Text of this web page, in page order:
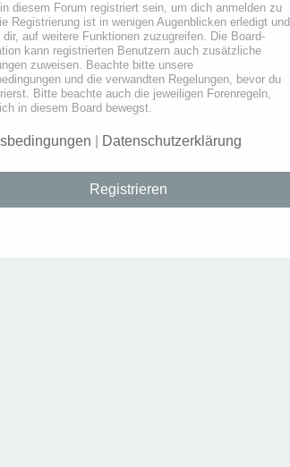
diesem Forum registriert sein, um dich anmelden zu
Registrierung ist in wenigen Augenblicken erledigt und
auf weitere Funktionen zuzugreifen. Die Board-
kann registrierten Benutzern auch zusätzliche
zuweisen. Beachte bitte unsere
und die verwandten Regelungen, bevor du
Bitte beachte auch die jeweiligen Forenregeln,
in diesem Board bewegst.
Datenschutzerklärung
Registrieren